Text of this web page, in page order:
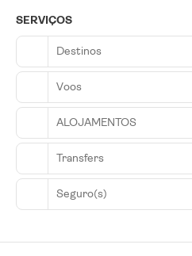
SERVIÇOS
Destinos
Voos
ALOJAMENTOS
Transfers
Seguro(s)